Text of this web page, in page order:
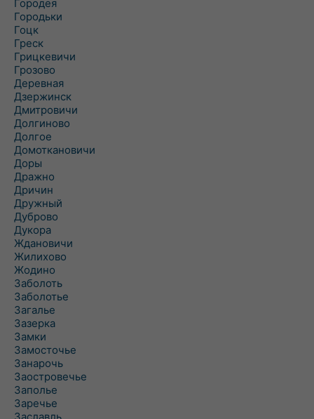
Городея
Городьки
Гоцк
Греск
Грицкевичи
Грозово
Деревная
Дзержинск
Дмитровичи
Долгиново
Долгое
Домоткановичи
Доры
Дражно
Дричин
Дружный
Дуброво
Дукора
Ждановичи
Жилихово
Жодино
Заболоть
Заболотье
Загалье
Зазерка
Замки
Замосточье
Занарочь
Заостровечье
Заполье
Заречье